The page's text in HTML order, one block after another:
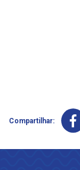
Compartilhar: